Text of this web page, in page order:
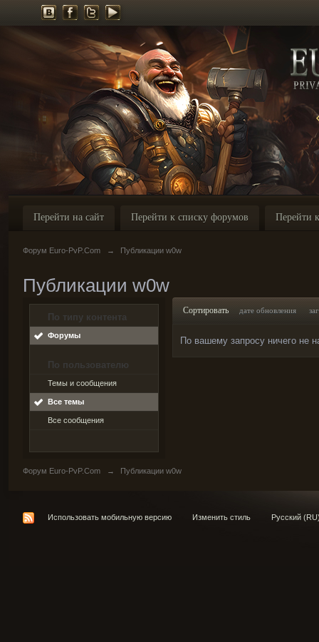
Перейти на сайт Перейти к списку форумов Перейти
Форум Euro-PvP.Com → Публикации w0w
Публикации w0w
По типу контента
Форумы
По пользователю
Темы и сообщения
Все темы
Все сообщения
Сортировать дате обновления
По вашему запросу ничего не
Форум Euro-PvP.Com → Публикации w0w
Использовать мобильную версию Изменить стиль Русский